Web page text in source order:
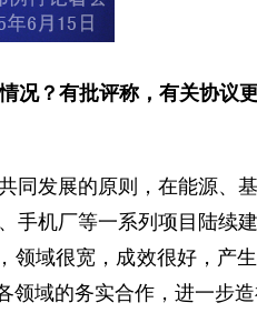
况？有批评称，有关协议
发展的原则，在能源、
手机厂等一系列项目陆续
域很宽，成效很好，产
域的务实合作，进一步造